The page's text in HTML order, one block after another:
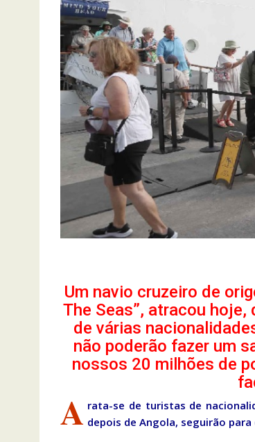
Um navio cruzeiro de
The Seas”, atracou
de várias
não poderão fazer um
nossos 20 milhões de
A rata-se de turistas de
depois de Angola, seguirão para